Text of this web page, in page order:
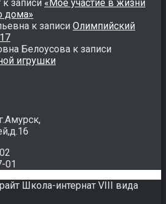
к записи «Моё участие в жизни
дома»
к записи Олимпийский
Белоусова к записи
игрушки
01
Школа-интернат VIII вида